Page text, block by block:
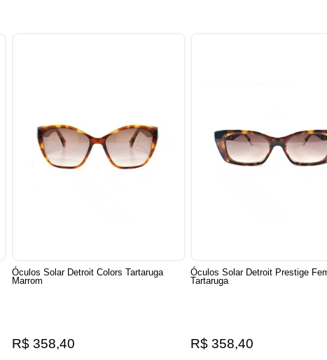
Óculos Solar Detroit Colors Tartaruga
Marrom
R$ 358,40
Óculos Solar Detroit Prestige
Tartaruga
R$ 358,40